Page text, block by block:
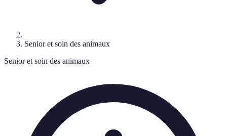
Senior et soin des animaux
Senior et soin des animaux